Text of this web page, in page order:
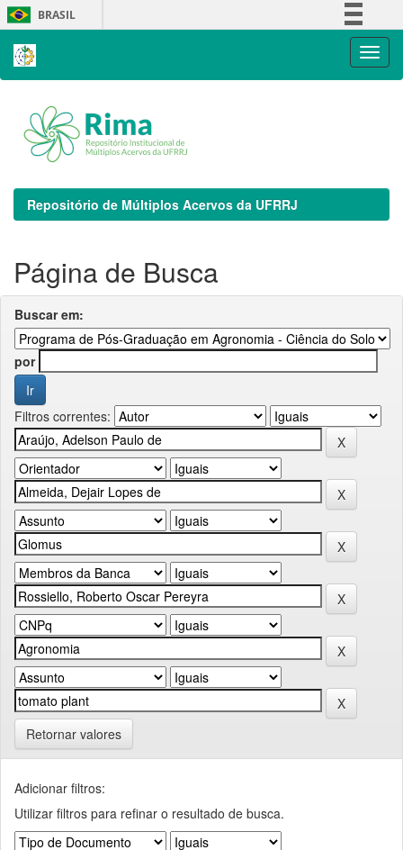
Skip
navigation
BRASIL
Repositório de Múltiplos Acervos da UFRRJ
Página de Busca
Buscar em:
por
Filtros correntes:
Retornar valores
Adicionar filtros:
Utilizar filtros para refinar o resultado de busca.